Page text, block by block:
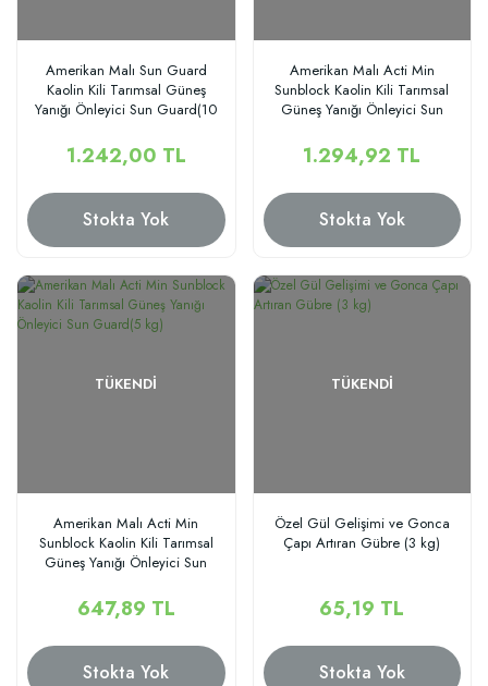
Amerikan Malı Sun Guard
Kaolin Kili Tarımsal Güneş
Yanığı Önleyici Sun Guard(10
1.242,00 TL
Stokta Yok
Amerikan Malı Acti Min
Sunblock Kaolin Kili Tarımsal
Güneş Yanığı Önleyici Sun
1.294,92 TL
Stokta Yok
TÜKENDI
Amerikan Malı Acti Min
Sunblock Kaolin Kili Tarımsal
Güneş Yanığı Önleyici Sun
647,89 TL
Stokta Yok
TÜKENDI
Özel Gül Gelişimi ve Gonca
Çapı Artıran Gübre (3 kg)
65,19 TL
Stokta Yok